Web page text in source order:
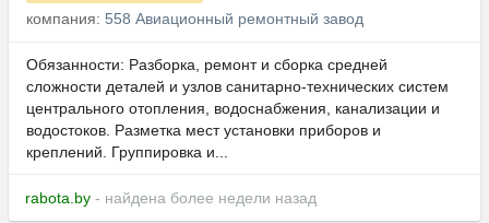
компания: 558 Авиационный ремонтный завод
Обязанности: Разборка, ремонт и сборка средней
сложности деталей и узлов санитарно-технических систем
центрального отопления, водоснабжения, канализации и
водостоков. Разметка мест установки приборов и
креплений. Группировка и...
rabota.by - найдена более недели назад